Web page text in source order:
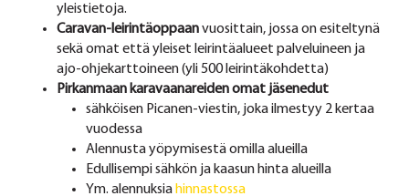
yleistietoja.
Caravan-leirintäoppaanvuosittain, jossa on esiteltynä
sekä omat että yleiset leirintäalueet palveluineen ja
ajo-ohjekarttoineen (yli 500 leirintäkohdetta)
Pirkanmaan karavaanareiden omat jäsenedut
sähköisen Picanen-viestin, joka ilmestyy 2 kertaa
vuodessa
Alennusta yöpymisestä omilla alueilla
Edullisempi sähkön ja kaasun hinta alueilla
Ym. alennuksia hinnastossa